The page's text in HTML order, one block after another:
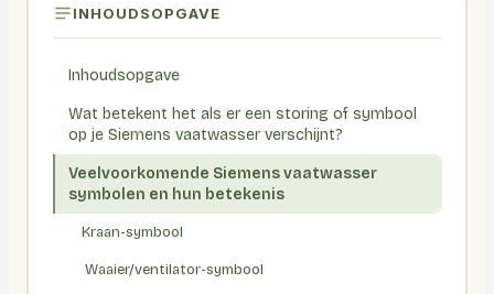
INHOUDSOPGAVE
Inhoudsopgave
Wat betekent het als er een storing of symbool
op je Siemens vaatwasser verschijnt?
Veelvoorkomende Siemens vaatwasser
symbolen en hun betekenis
Kraan-symbool
️ Waaier/ventilator-symbool